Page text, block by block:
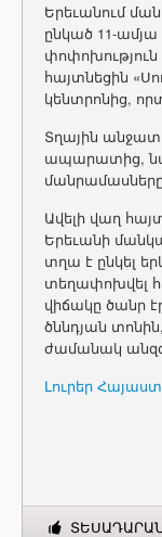
Երեւանում
ընկած 11-
հայտնեցին
կենտրոնից,
Տղային
ապարատից, նա
մանրամասները
Ավելի վաղ
Երեւանի
տղա է ընկել
տեղափոխվել
վիճակը ծանր
ծննդյան
ժամանակ
Լուրեր